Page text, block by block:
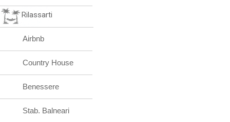
Rilassarti
Airbnb
Country House
Benessere
Stab. Balneari